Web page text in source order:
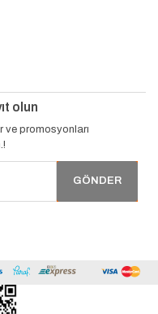
olun
ve promosyonları